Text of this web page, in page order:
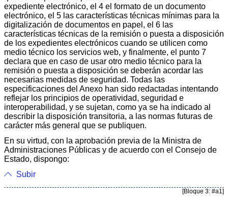
expediente electrónico, el 4 el formato de un documento
electrónico, el 5 las características técnicas mínimas para la
digitalización de documentos en papel, el 6 las
características técnicas de la remisión o puesta a disposición
de los expedientes electrónicos cuando se utilicen como
medio técnico los servicios web, y finalmente, el punto 7
declara que en caso de usar otro medio técnico para la
remisión o puesta a disposición se deberán acordar las
necesarias medidas de seguridad. Todas las
especificaciones del Anexo han sido redactadas intentando
reflejar los principios de operatividad, seguridad e
interoperabilidad, y se sujetan, como ya se ha indicado al
describir la disposición transitoria, a las normas futuras de
carácter más general que se publiquen.
En su virtud, con la aprobación previa de la Ministra de
Administraciones Públicas y de acuerdo con el Consejo de
Estado, dispongo:
Subir
[Bloque 3: #a1]